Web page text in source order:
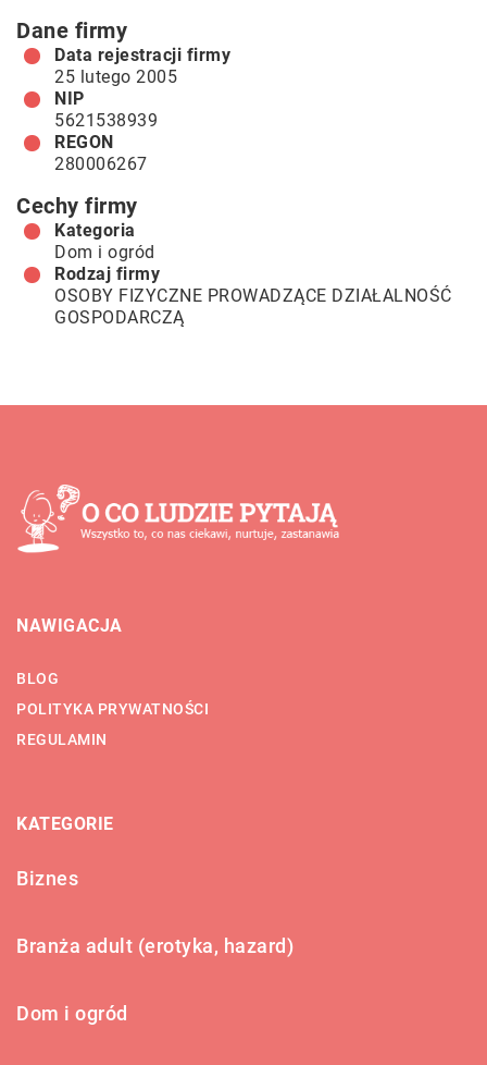
Dane firmy
Data rejestracji firmy
25 lutego 2005
NIP
5621538939
REGON
280006267
Cechy firmy
Kategoria
Dom i ogród
Rodzaj firmy
OSOBY FIZYCZNE PROWADZĄCE DZIAŁALNOŚĆ
GOSPODARCZĄ
NAWIGACJA
BLOG
POLITYKA PRYWATNOŚCI
REGULAMIN
KATEGORIE
Biznes
Branża adult (erotyka, hazard)
Dom i ogród